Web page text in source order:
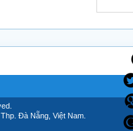
Đà Nẵng, Việt Nam.